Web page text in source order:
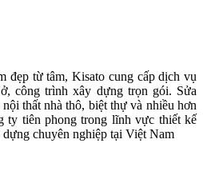
đẹp từ tâm, Kisato cung cấp dịch vụ
công trình xây dựng trọn gói. Sửa
thất nhà thô, biệt thự và nhiều hơn
ty tiên phong trong lĩnh vực thiết kế
chuyên nghiệp tại Việt Nam